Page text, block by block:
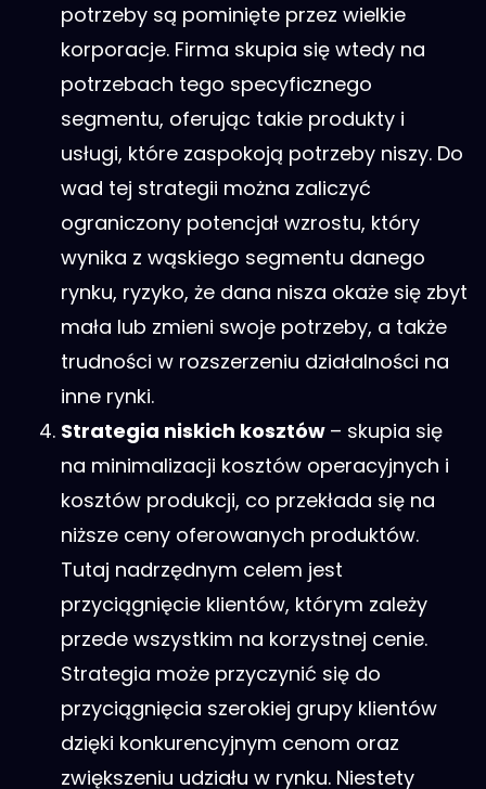
potrzeby są pominięte przez wielkie
korporacje. Firma skupia się wtedy na
potrzebach tego specyficznego
segmentu, oferując takie produkty i
usługi, które zaspokoją potrzeby niszy. Do
wad tej strategii można zaliczyć
ograniczony potencjał wzrostu, który
wynika z wąskiego segmentu danego
rynku, ryzyko, że dana nisza okaże się zbyt
mała lub zmieni swoje potrzeby, a także
trudności w rozszerzeniu działalności na
inne rynki.
Strategia niskich kosztów – skupia się
na minimalizacji kosztów operacyjnych i
kosztów produkcji, co przekłada się na
niższe ceny oferowanych produktów.
Tutaj nadrzędnym celem jest
przyciągnięcie klientów, którym zależy
przede wszystkim na korzystnej cenie.
Strategia może przyczynić się do
przyciągnięcia szerokiej grupy klientów
dzięki konkurencyjnym cenom oraz
zwiększeniu udziału w rynku. Niestety